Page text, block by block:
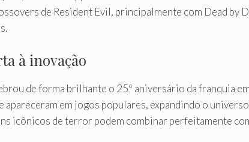
de Resident Evil, principalmente com Dead by
à inovação
de forma brilhante o 25º aniversário da franquia
em jogos populares, expandindo o
icônicos de terror podem combinar perfeitamente